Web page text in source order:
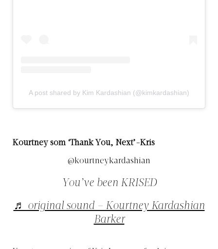
A post shared by Kim Kardashian (@kimkardashian)
Kourtney som ‘Thank You, Next’-Kris
@kourtneykardashian
You’ve been KRISED
♬ original sound – Kourtney Kardashian
Barker